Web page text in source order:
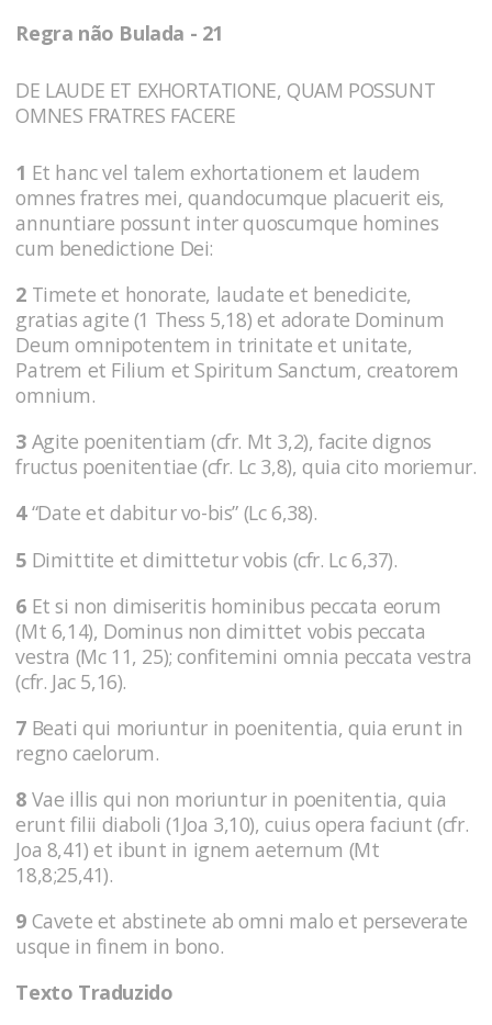
Regra não Bulada - 21
DE LAUDE ET EXHORTATIONE, QUAM POSSUNT
OMNES FRATRES FACERE
1 Et hanc vel talem exhortationem et laudem
omnes fratres mei, quandocumque placuerit eis,
annuntiare possunt inter quoscumque homines
cum benedictione Dei:
2 Timete et honorate, laudate et benedicite,
gratias agite (1 Thess 5,18) et adorate Dominum
Deum omnipotentem in trinitate et unitate,
Patrem et Filium et Spiritum Sanctum, creatorem
omnium.
3 Agite poenitentiam (cfr. Mt 3,2), facite dignos
fructus poenitentiae (cfr. Lc 3,8), quia cito moriemur.
4“Date et dabitur vo-bis” (Lc 6,38).
5 Dimittite et dimittetur vobis (cfr. Lc 6,37).
6 Et si non dimiseritis hominibus peccata eorum
(Mt 6,14), Dominus non dimittet vobis peccata
vestra (Mc 11, 25); confitemini omnia peccata vestra
(cfr. Jac 5,16).
7 Beati qui moriuntur in poenitentia, quia erunt in
regno caelorum.
8 Vae illis qui non moriuntur in poenitentia, quia
erunt filii diaboli (1Joa 3,10), cuius opera faciunt (cfr.
Joa 8,41) et ibunt in ignem aeternum (Mt
18,8;25,41).
9 Cavete et abstinete ab omni malo et perseverate
usque in finem in bono.
Texto Traduzido